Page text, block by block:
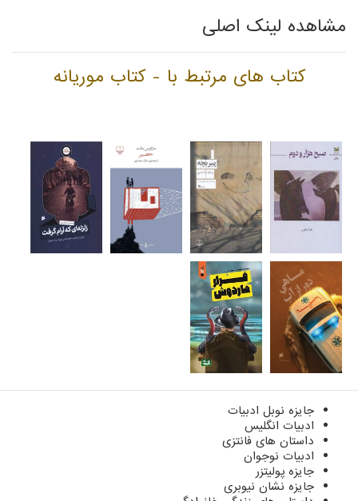
مشاهده لینک اصلی
کتاب های مرتبط با - کتاب موریانه
جایزه نوبل ادبیات
ادبیات انگلیس
داستان های فانتزی
ادبیات نوجوان
جایزه پولیتزر
جایزه نشان نیوبری